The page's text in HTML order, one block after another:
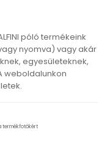
póló termékeink
nyomva) vagy akár
egyesületeknek,
weboldalunkon
termékfotókért